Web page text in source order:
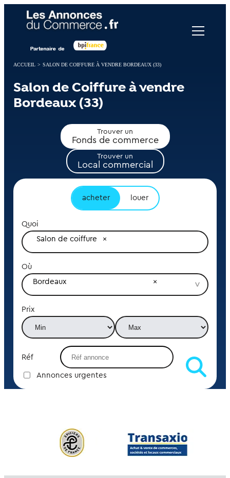
ACCUEIL > SALON DE COIFFURE À VENDRE BORDEAUX (33)
Salon de Coiffure à vendre
Bordeaux (33)
Trouver un
Fonds de commerce
Trouver un
Local commercial
acheter louer
Quoi
Salon de coiffure
Où
Bordeaux
Prix
Réf
Annonces urgentes
Panneau de gestion des cookies